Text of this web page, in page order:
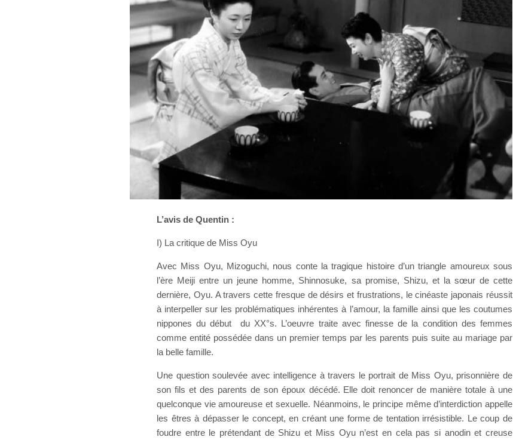
L’avis de Quentin :
I) La critique de Miss Oyu
Avec Miss Oyu, Mizoguchi, nous conte la tragique histoire d’un triangle amoureux sous
l’ère Meiji entre un jeune homme, Shinnosuke, sa promise, Shizu, et la sœur de cette
dernière, Oyu. A travers cette fresque de désirs et frustrations, le cinéaste japonais réussit
à interpeller sur les problématiques inhérentes à l’amour, la famille ainsi que les coutumes
nippones du début du XX°s. L’oeuvre traite avec finesse de la condition des femmes
comme entité possédée dans un premier temps par les parents puis suite au mariage par
la belle famille.
Une question soulevée avec intelligence à travers le portrait de Miss Oyu, prisonnière de
son fils et des parents de son époux décédé. Elle doit renoncer de manière totale à une
quelconque vie amoureuse et sexuelle. Néanmoins, le principe même d’interdiction appelle
les êtres à dépasser le concept, en créant une forme de tentation irrésistible. Le coup de
foudre entre le prétendant de Shizu et Miss Oyu n’est en cela pas si anodin et creuse